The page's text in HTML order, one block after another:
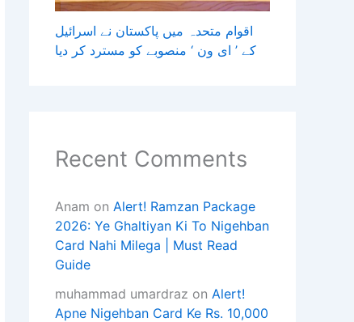
اقوام متحدہ میں پاکستان نے اسرائیل
کے ’ ای ون ‘ منصوبے کو مسترد کر دیا
Recent Comments
Anam on Alert! Ramzan Package
2026: Ye Ghaltiyan Ki To Nigehban
Card Nahi Milega | Must Read
Guide
muhammad umardraz on Alert!
Apne Nigehban Card Ke Rs. 10,000